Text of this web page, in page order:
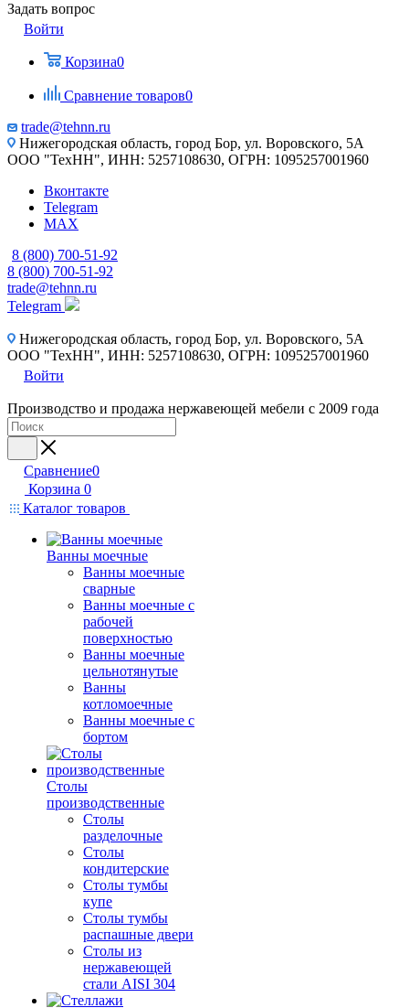
Задать вопрос
Войти
Корзина0
Сравнение товаров0
trade@tehnn.ru
Нижегородская область, город Бор, ул. Воровского, 5А
ООО "ТехНН", ИНН: 5257108630, ОГРН: 1095257001960
Вконтакте
Telegram
MAX
8 (800) 700-51-92
8 (800) 700-51-92
trade@tehnn.ru
Telegram
Нижегородская область, город Бор, ул. Воровского, 5А
ООО "ТехНН", ИНН: 5257108630, ОГРН: 1095257001960
Войти
Производство и продажа нержавеющей мебели с 2009 года
Сравнение0
Корзина 0
Каталог товаров
Ванны моечные
Ванны моечные
сварные
Ванны моечные с
рабочей
поверхностью
Ванны моечные
цельнотянутые
Ванны
котломоечные
Ванны моечные с
бортом
Столы
производственные
Столы
разделочные
Столы
кондитерские
Столы тумбы
купе
Столы тумбы
распашные двери
Столы из
нержавеющей
стали AISI 304